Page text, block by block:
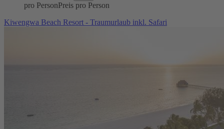
pro PersonPreis pro Person
Kiwengwa Beach Resort - Traumurlaub inkl. Safari